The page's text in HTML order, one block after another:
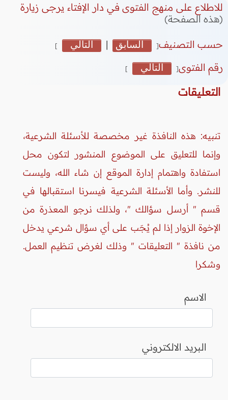
للاطلاع على منهج الفتوى في دار الإفتاء يرجى زيارة
(هذه الصفحة)
حسب التصنيف[ السابق | التالي ]
رقم الفتوى[ التالي ]
التعليقات
تنبيه: هذه النافذة غير مخصصة للأسئلة الشرعية،
وإنما للتعليق على الموضوع المنشور لتكون محل
استفادة واهتمام إدارة الموقع إن شاء الله، وليست
للنشر. وأما الأسئلة الشرعية فيسرنا استقبالها في
قسم " أرسل سؤالك "، ولذلك نرجو المعذرة من
الإخوة الزوار إذا لم يُجَب على أي سؤال شرعي يدخل
من نافذة " التعليقات " وذلك لغرض تنظيم العمل.
وشكرا
الاسم
البريد الالكتروني